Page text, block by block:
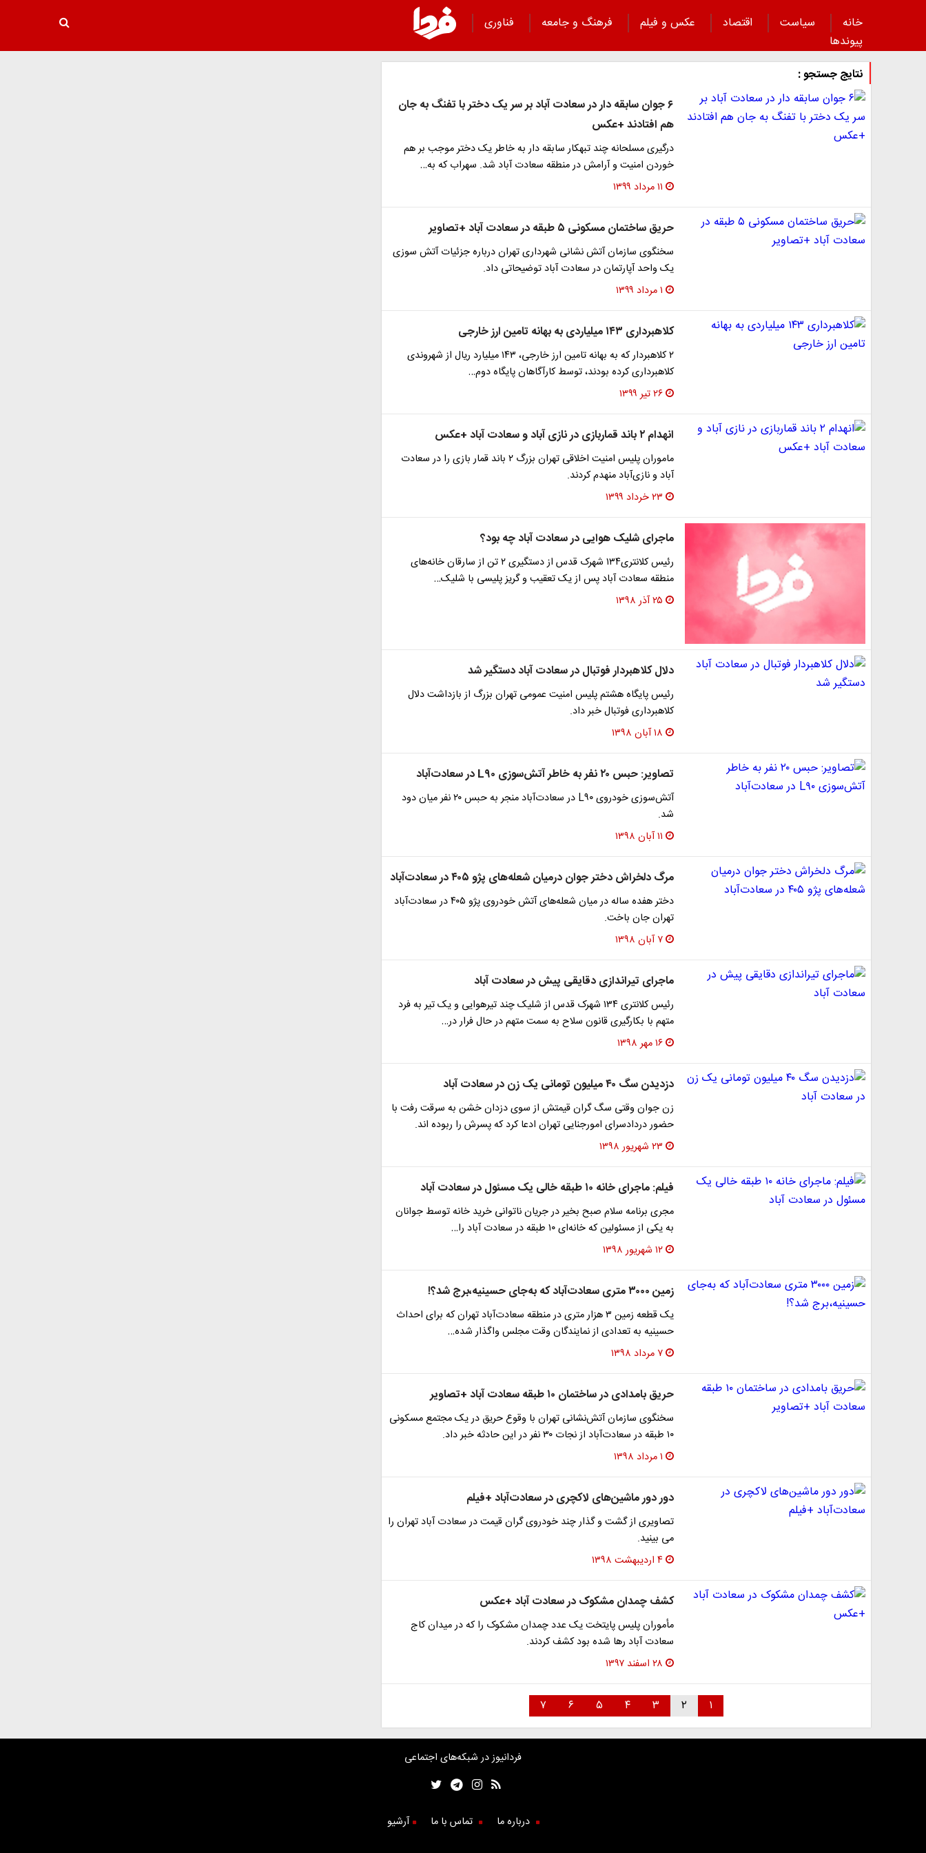
خانه سیاست اقتصاد عکس و فیلم فرهنگ و جامعه
فناوری
پیوند‌ها
نتایج جستجو :
۶ جوان سابقه دار در سعادت آباد بر سر یک دختر با تفنگ به جان
هم افتادند +عکس
درگیری مسلحانه چند تبهکار سابقه دار به خاطر یک دختر موجب بر هم
خوردن امنیت و آرامش در منطقه سعادت آباد شد. سهراب که به…
۱۱ مرداد ۱۳۹۹
حریق ساختمان مسکونی ۵ طبقه در سعادت آباد +تصاویر
سخنگوی سازمان آتش نشانی شهرداری تهران درباره جزئیات آتش سوزی
یک واحد آپارتمان در سعادت آباد توضیحاتی داد.
۱ مرداد ۱۳۹۹
کلاهبرداری ۱۴۳ میلیاردی به بهانه تامین ارز خارجی
۲ کلاهبردار که به بهانه تامین ارز خارجی، ۱۴۳ میلیارد ریال از شهروندی
کلاهبرداری کرده بودند، توسط کارآگاهان پایگاه دوم…
۲۶ تیر ۱۳۹۹
انهدام ۲ باند قماربازی در نازی آباد و سعادت آباد +عکس
ماموران پلیس امنیت اخلاقی تهران بزرگ ۲ باند قمار بازی را در سعادت
آباد و نازی‌آباد منهدم کردند.
۲۳ خرداد ۱۳۹۹
ماجرای شلیک هوایی در سعادت آباد چه بود؟
رئیس کلانتری١٣٤ شهرک قدس از دستگیری ۲ تن از سارقان خانه‌های
منطقه سعادت آباد پس از یک تعقیب و گریز پلیسی با شلیک…
۲۵ آذر ۱۳۹۸
دلال کلاهبردار فوتبال در سعادت آباد دستگیر شد
رئیس پایگاه هشتم پلیس امنیت عمومی تهران بزرگ از بازداشت دلال
کلاهبرداری فوتبال خبر داد.
۱۸ آبان ۱۳۹۸
تصاویر: حبس ۲۰ نفر به خاطر آتش‌سوزی L۹۰ در سعادت‌آباد
آتش‌‌سوزی خودروی L۹۰ در سعادت‌آباد منجر به حبس ۲۰ نفر میان دود
شد.
۱۱ آبان ۱۳۹۸
مرگ دلخراش دختر جوان درمیان شعله‌های پژو ۴۰۵ در سعادت‌آباد
دختر هفده ساله در میان شعله‌های آتش خودروی پژو ۴۰۵ در سعادت‌آباد
تهران جان باخت.
۷ آبان ۱۳۹۸
ماجرای تیراندازی دقایقی پیش در سعادت آباد
رئیس کلانتری ۱۳۴ شهرک قدس از شلیک چند تیرهوایی و یک تیر به فرد
متهم با بکارگیری قانون سلاح به سمت متهم در حال فرار در…
۱۶ مهر ۱۳۹۸
دزدیدن سگ ۴۰ میلیون تومانی یک زن در سعادت آباد
زن جوان وقتی سگ گران قیمتش از سوی دزدان خشن به سرقت رفت با
حضور دردادسرای امورجنایی تهران ادعا کرد که پسرش را ربوده اند.
۲۳ شهریور ۱۳۹۸
فیلم: ماجرای خانه ۱۰ طبقه خالی یک مسئول در سعادت آباد
مجری برنامه سلام صبح بخیر در جریان ناتوانی خرید خانه توسط جوانان
به یکی از مسئولین که خانه‌ای ۱۰ طبقه در سعادت آباد را…
۱۲ شهریور ۱۳۹۸
زمین ۳۰۰۰ متری سعادت‌آباد که به‌جای حسینیه،برج شد؟!
یک قطعه زمین ۳ هزار متری در منطقه سعادت‌آباد تهران که برای احداث
حسینیه به تعدادی از نمایندگان وقت مجلس واگذار شده…
۷ مرداد ۱۳۹۸
حریق بامدادی در ساختمان ۱۰ طبقه سعادت آباد +تصاویر
سخنگوی سازمان آتش‌نشانی تهران با وقوع حریق در یک مجتمع مسکونی
۱۰ طبقه در سعادت‌آباد از نجات ۳۰ نفر در این حادثه خبر داد.
۱ مرداد ۱۳۹۸
دور دور ماشین‌های لاکچری در سعادت‌آباد +فیلم
تصاویری از گشت و گذار چند خودروی گران قیمت در سعادت آباد تهران را
می بینید.
۴ اردیبهشت ۱۳۹۸
کشف چمدان مشکوک در سعادت آباد +عکس
مأموران پلیس پایتخت یک عدد چمدان مشکوک را که در میدان کاج
سعادت آباد رها شده بود کشف کردند.
۲۸ اسفند ۱۳۹۷
۱ ۲ ۳ ۴ ۵ ۶ ۷
فردانیوز در شبکه‌های اجتماعی
درباره ما تماس با ما آرشیو